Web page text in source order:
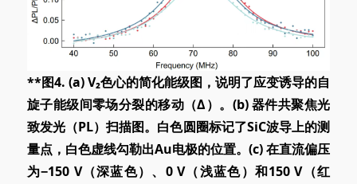
**图4. (a) V₂色心的简化能级图，说明了应变诱导的自
旋子能级间零场分裂的移动（Δ）。(b) 器件共聚焦光
致发光（PL）扫描图。白色圆圈标记了SiC波导上的测
量点，白色虚线勾勒出Au电极的位置。(c) 在直流偏压
为−150 V（深蓝色）、0 V（浅蓝色）和150 V（红